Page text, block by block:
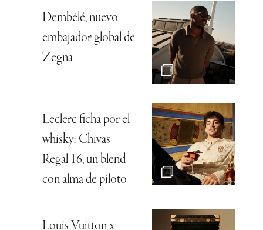
Dembélé, nuevo
embajador global de
Zegna
Leclerc ficha por el
whisky: Chivas
Regal 16, un blend
con alma de piloto
Louis Vuitton x